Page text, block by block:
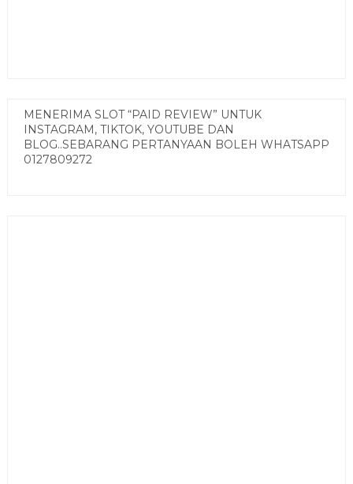
MENERIMA SLOT “PAID REVIEW” UNTUK
INSTAGRAM, TIKTOK, YOUTUBE DAN
BLOG..SEBARANG PERTANYAAN BOLEH WHATSAPP
0127809272